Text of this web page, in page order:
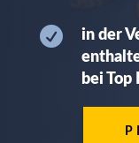

in der
bei